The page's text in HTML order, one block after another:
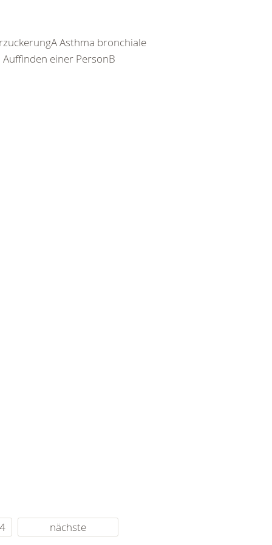
Asthma bronchiale
einer PersonB
nächste